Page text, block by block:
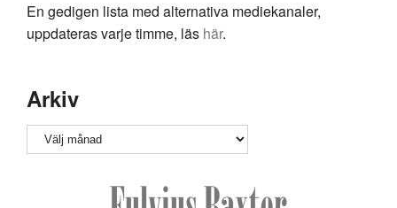
En gedigen lista med alternativa mediekanaler,
uppdateras varje timme, läs här.
Arkiv
Arkiv